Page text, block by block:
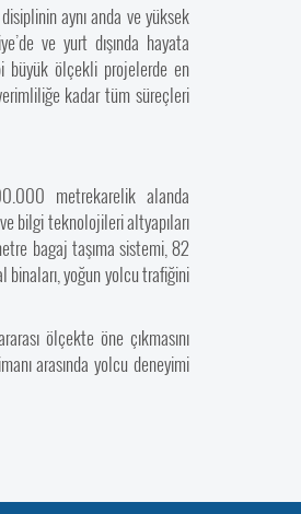
aynı anda ve yüksek
ve yurt dışında hayata
büyük ölçekli projelerde en
kadar tüm süreçleri
metrekarelik alanda
bilgi teknolojileri altyapıları
bagaj taşıma sistemi, 82
binaları, yoğun yolcu trafiğini
ölçekte öne çıkmasını
arasında yolcu deneyimi